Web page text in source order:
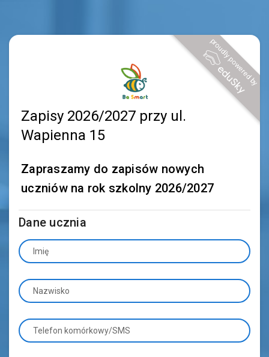
proudly powered by
Zapisy 2026/2027 przy ul.
Wapienna 15
Zapraszamy do zapisów nowych
uczniów na rok szkolny 2026/2027
Dane ucznia
Imię
Nazwisko
Telefon komórkowy/SMS